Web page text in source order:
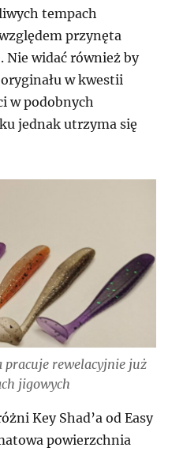
tempach
przynęta
Nie widać również by
w kwestii
w podobnych
jednak utrzyma się
pracuje rewelacyjnie już
jigowych
Key Shad’a od Easy
powierzchnia